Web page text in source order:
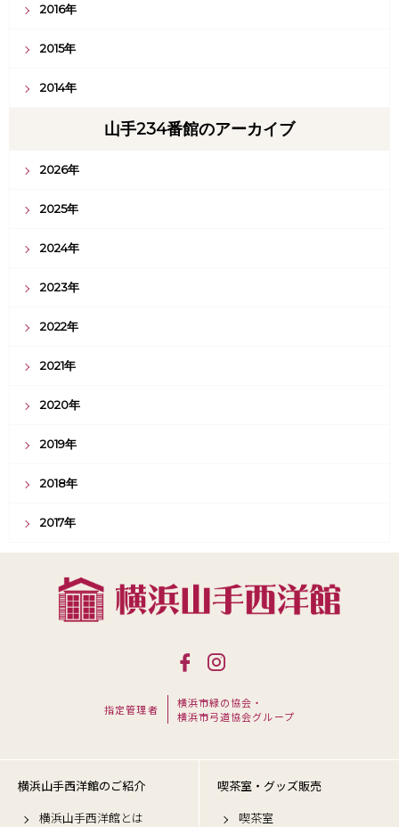
2016年
2015年
2014年
山手234番館のアーカイブ
2026年
2025年
2024年
2023年
2022年
2021年
2020年
2019年
2018年
2017年
指定管理者
横浜市緑の協会・
横浜市弓道協会グループ
横浜山手西洋館のご紹介
横浜山手西洋館とは
喫茶室・グッズ販売
喫茶室